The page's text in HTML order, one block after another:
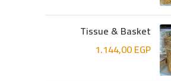
Tissue & Basket
1.144,00EGP